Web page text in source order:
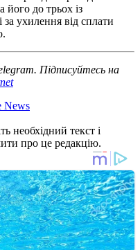
його до трьох із
ухилення від сплати
Підписуйтесь на
News
необхідний текст і
про це редакцію.